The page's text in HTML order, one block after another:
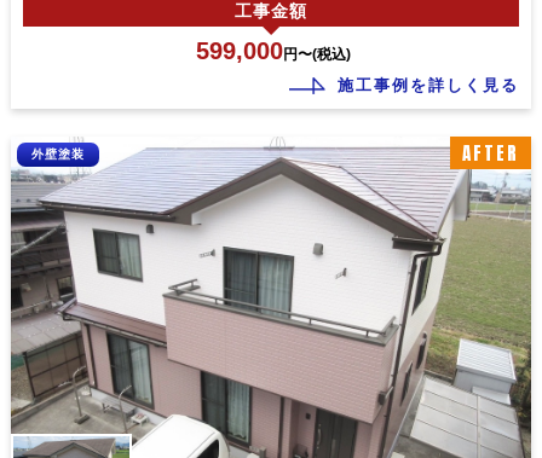
工事金額
599,000円〜(税込)
施工事例を詳しく見る
AFTER
外壁塗装